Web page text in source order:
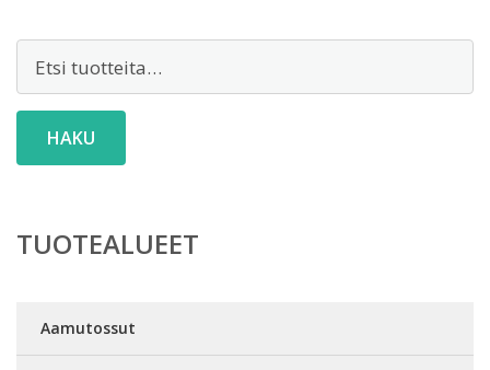
HAKU
TUOTEALUEET
Aamutossut